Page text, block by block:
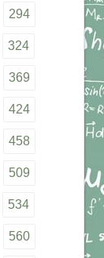
294
324
369
424
458
509
534
560